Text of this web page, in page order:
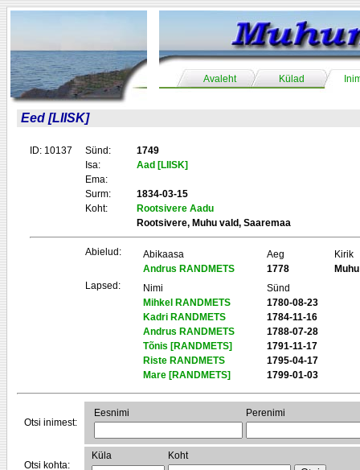
Avaleht Külad
Eed [LIISK]
ID: 10137 Sünd:
1749
Isa:
Aad [LIISK]
Ema:
Surm:
1834-03-15
Koht:
Rootsivere Aadu
Rootsivere, Muhu vald, Saaremaa
Abielud: Abikaasa Aeg
Kirik
Andrus RANDMETS
1778
Muhu
Lapsed:
Nimi
Sünd
Mihkel RANDMETS
1780-08-23
Kadri RANDMETS
1784-11-16
Andrus RANDMETS
1788-07-28
Tõnis [RANDMETS]
1791-11-17
Riste RANDMETS
1795-04-17
Mare [RANDMETS]
1799-01-03
Otsi inimest:
Eesnimi Perenimi
Otsi kohta:
Küla Koht